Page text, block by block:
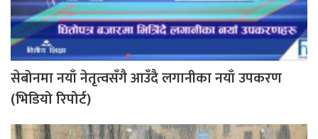
सेबोनमा नयाँ नेतृत्वसँगै आउँदै लगानीका नयाँ उपकरण
(भिडियो रिपोर्ट)